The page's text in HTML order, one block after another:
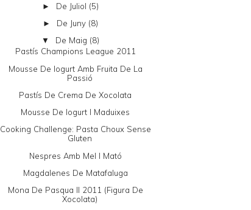
► De Juliol (5)
► De Juny (8)
▼ De Maig (8)
Pastís Champions League 2011
Mousse De Iogurt Amb Fruita De La
Passió
Pastís De Crema De Xocolata
Mousse De Iogurt I Maduixes
Cooking Challenge: Pasta Choux Sense
Gluten
Nespres Amb Mel I Mató
Magdalenes De Matafaluga
Mona De Pasqua II 2011 (figura De
Xocolata)